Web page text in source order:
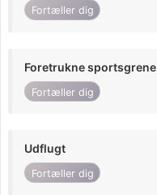
Fortæller dig
Foretrukne sportsgrene
Fortæller dig
Udflugt
Fortæller dig